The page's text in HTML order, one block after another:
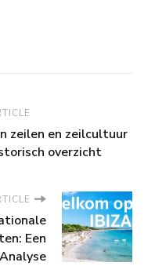
zeilen en zeilcultuur
overzicht
Een